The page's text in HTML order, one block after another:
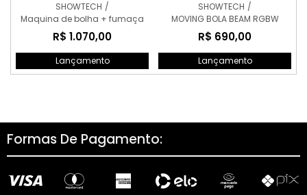
SHOWTECH /
Maquina de bolha + fumaça
R$ 1.070,00
Lançamento
SHOWTECH /
MOVING BOLA BEAM RGBW
R$ 690,00
Lançamento
Formas De Pagamento: